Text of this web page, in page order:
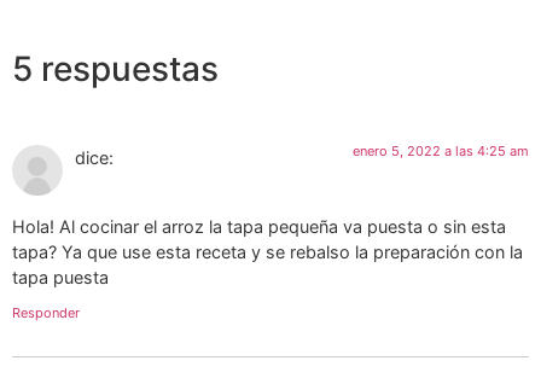
5 respuestas
dice: enero 5, 2022 a las 4:25 am
Hola! Al cocinar el arroz la tapa pequeña va puesta o sin esta
tapa? Ya que use esta receta y se rebalso la preparación con la
tapa puesta
Responder